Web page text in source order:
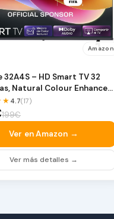
Amazon
32A4S – HD Smart TV 32
Natural Colour Enhancer,
4.7(17)
199€
Ver en Amazon →
Ver más detalles →